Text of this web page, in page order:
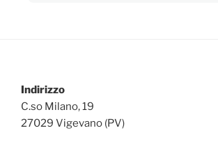
Indirizzo
C.so Milano, 19
27029 Vigevano (PV)